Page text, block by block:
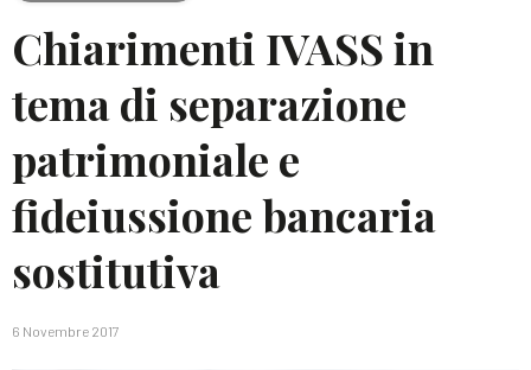
Chiarimenti IVASS in
tema di separazione
patrimoniale e
fideiussione bancaria
sostitutiva
6 Novembre 2017